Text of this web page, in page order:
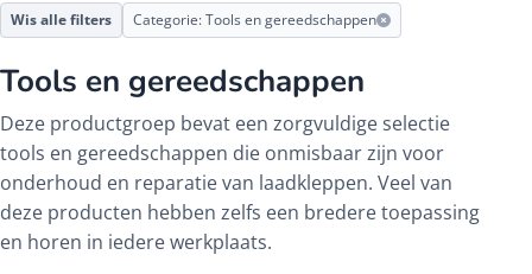
Wis alle filters Categorie: Tools en gereedschappen
Tools en gereedschappen
Deze productgroep bevat een zorgvuldige selectie
tools en gereedschappen die onmisbaar zijn voor
onderhoud en reparatie van laadkleppen. Veel van
deze producten hebben zelfs een bredere toepassing
en horen in iedere werkplaats.